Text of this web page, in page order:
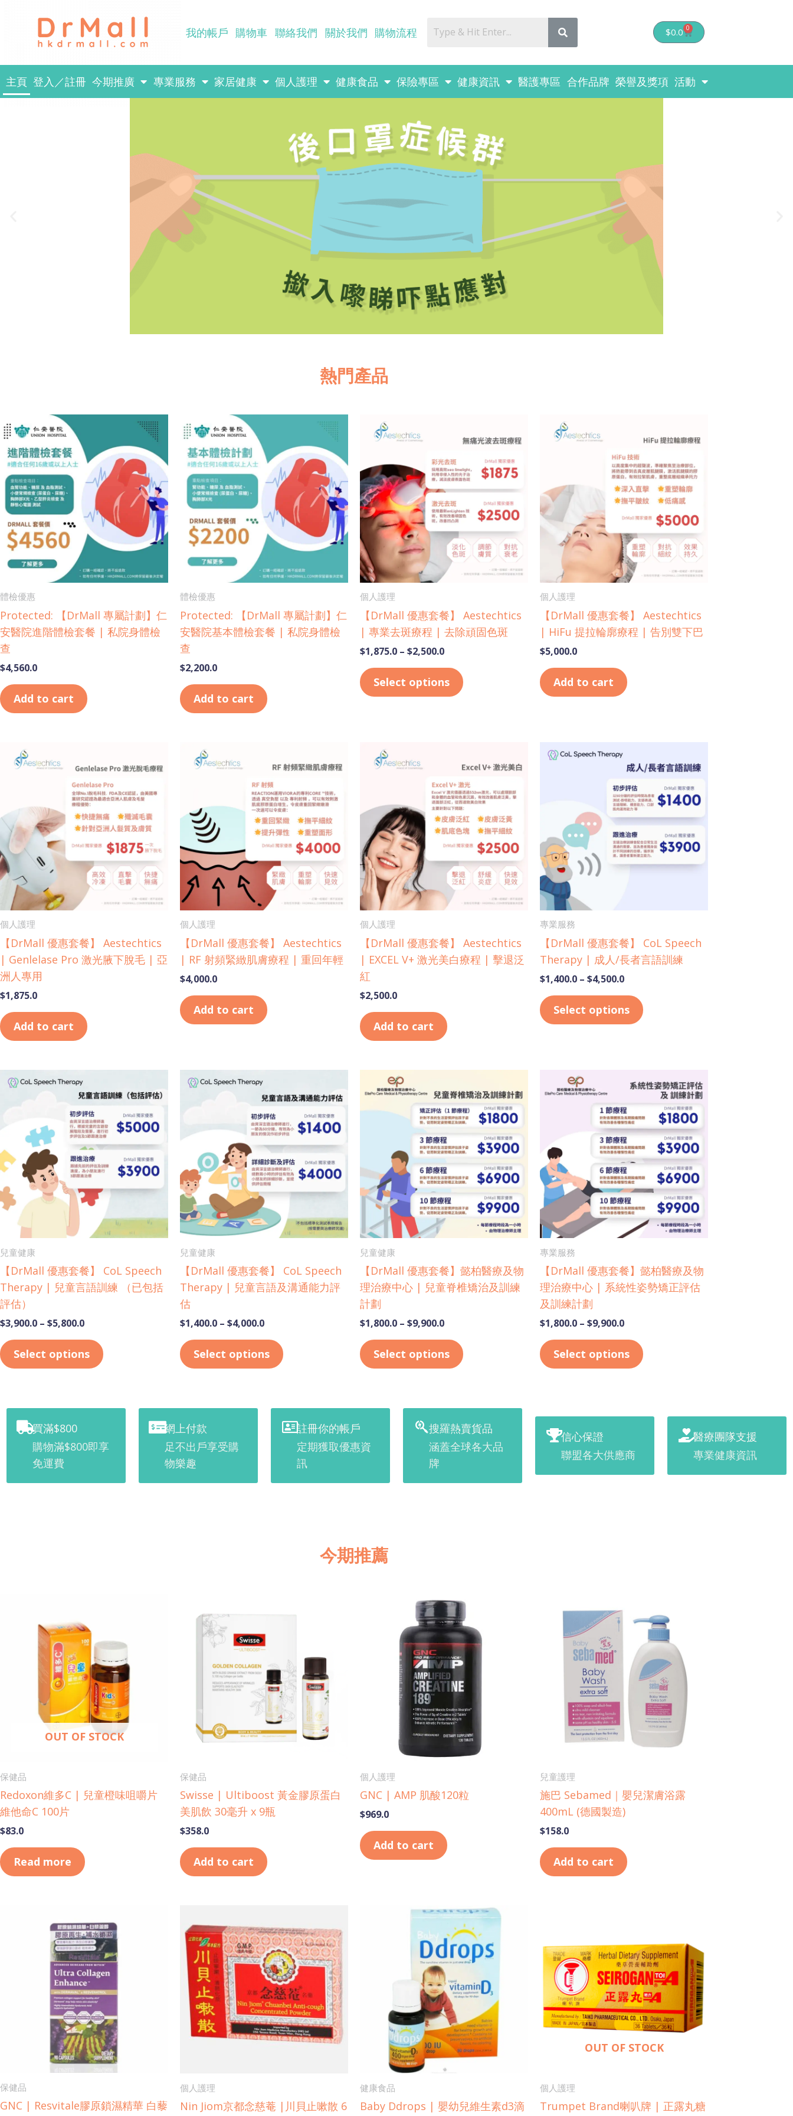
content
我的帳戶 購物車 聯絡我們 關於我們 購物流程 $0.0 0
Cart
主頁 登入／註冊 今期推廣 專業服務 家居健康 個人護理 健康食品 保險專區 健康資訊 醫護專區 合作品牌 榮譽及獎項 活動
熱門產品
體檢優惠
Protected: 【DrMall 專屬計劃】仁
安醫院進階體檢套餐 | 私院身體檢
查
$4,560.0
Add to cart
體檢優惠
Protected: 【DrMall 專屬計劃】仁
安醫院基本體檢套餐 | 私院身體檢
查
$2,200.0
Add to cart
個人護理
【DrMall 優惠套餐】 Aestechtics
| 專業去斑療程 | 去除頑固色斑
$1,875.0 – $2,500.0
$1,875.0
through
$2,500.0
Select options
product
multiple
variants.
options
may
be
chosen
product
page
個人護理
【DrMall 優惠套餐】 Aestechtics
| HiFu 提拉輪廓療程 | 告別雙下巴
$5,000.0
Add to cart
個人護理
【DrMall 優惠套餐】 Aestechtics
| Genlelase Pro 激光腋下脫毛 | 亞
洲人專用
$1,875.0
Add to cart
個人護理
【DrMall 優惠套餐】 Aestechtics
| RF 射頻緊緻肌膚療程 | 重回年輕
$4,000.0
Add to cart
個人護理
【DrMall 優惠套餐】 Aestechtics
| EXCEL V+ 激光美白療程 | 擊退泛
紅
$2,500.0
Add to cart
專業服務
【DrMall 優惠套餐】 CoL Speech
Therapy | 成人/長者言語訓練
$1,400.0 – $4,500.0
$1,400.0
through
$4,500.0
Select options
product
multiple
variants.
options
may
product
page
兒童健康
【DrMall 優惠套餐】 CoL Speech
Therapy | 兒童言語訓練 （已包括
評估）
$3,900.0 – $5,800.0
$3,900.0
through
$5,800.0
Select options
product
multiple
variants.
The
options
may
chosen
on
product
page
兒童健康
【DrMall 優惠套餐】 CoL Speech
Therapy | 兒童言語及溝通能力評
估
$1,400.0 – $4,000.0
$1,400.0
through
$4,000.0
Select options
product
multiple
variants.
The
options
may
chosen
on
product
page
兒童健康
【DrMall 優惠套餐】懿柏醫療及物
理治療中心 | 兒童脊椎矯治及訓練
計劃
$1,800.0 – $9,900.0
range:
$1,800.0
through
$9,900.0
Select options
product
has
multiple
variants.
The
options
may
be
chosen
on
product
page
專業服務
【DrMall 優惠套餐】懿柏醫療及物
理治療中心 | 系統性姿勢矯正評估
及訓練計劃
$1,800.0 – $9,900.0
range:
$1,800.0
through
$9,900.0
Select options
product
has
multiple
variants.
The
options
may
be
chosen
product
page
買滿$800
購物滿$800即享
免運費
網上付款
足不出戶享受購
物樂趣
註冊你的帳戶
定期獲取優惠資
訊
搜羅熱賣貨品
涵蓋全球各大品
牌
信心保證
聯盟各大供應商
醫療團隊支援
專業健康資訊
今期推薦
OUT OF STOCK
保健品
Redoxon維多C | 兒童橙味咀嚼片
維他命C 100片
$83.0
Read more
保健品
Swisse | Ultiboost 黃金膠原蛋白
美肌飲 30毫升 x 9瓶
$358.0
Add to cart
個人護理
GNC | AMP 肌酸120粒
$969.0
Add to cart
兒童護理
施巴 Sebamed｜嬰兒潔膚浴露
400mL (德國製造)
$158.0
Add to cart
保健品
GNC | Resvitale膠原鎖濕精華 白藜
個人護理
Nin Jiom京都念慈菴 |川貝止嗽散 6
健康食品
Baby Ddrops | 嬰幼兒維生素d3滴
OUT OF STOCK
個人護理
Trumpet Brand喇叭牌 | 正露丸糖